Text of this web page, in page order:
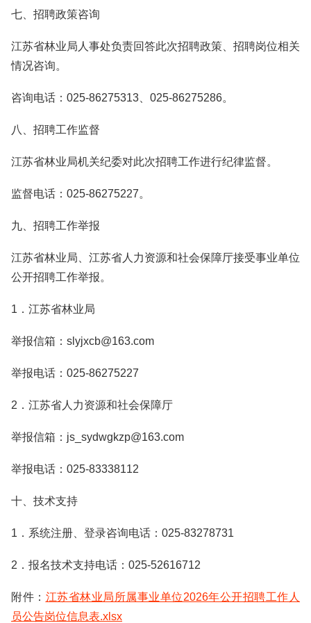
七、招聘政策咨询
江苏省林业局人事处负责回答此次招聘政策、招聘岗位相关
情况咨询。
咨询电话：025-86275313、025-86275286。
八、招聘工作监督
江苏省林业局机关纪委对此次招聘工作进行纪律监督。
监督电话：025-86275227。
九、招聘工作举报
江苏省林业局、江苏省人力资源和社会保障厅接受事业单位
公开招聘工作举报。
1．江苏省林业局
举报信箱：slyjxcb@163.com
举报电话：025-86275227
2．江苏省人力资源和社会保障厅
举报信箱：js_sydwgkzp@163.com
举报电话：025-83338112
十、技术支持
1．系统注册、登录咨询电话：025-83278731
2．报名技术支持电话：025-52616712
附件： 江苏省林业局所属事业单位2026年公开招聘工作人
员公告岗位信息表.xlsx